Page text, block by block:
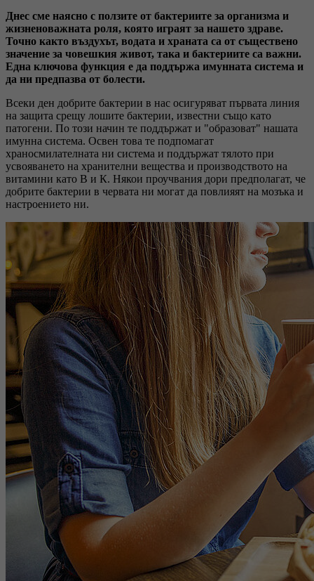
Днес сме наясно с ползите от бактериите за организма и
жизненоважната роля, която играят за нашето здраве.
Точно както въздухът, водата и храната са от съществено
значение за човешкия живот, така и бактериите са важни.
Една ключова функция е да поддържа имунната система и
да ни предпазва от болести.
Всеки ден добрите бактерии в нас осигуряват първата линия
на защита срещу лошите бактерии, известни също като
патогени. По този начин те поддържат и "образоват" нашата
имунна система. Освен това те подпомагат
храносмилателната ни система и поддържат тялото при
усвояването на хранителни вещества и производството на
витамини като В и К. Някои проучвания дори предполагат, че
добрите бактерии в червата ни могат да повлияят на мозъка и
настроението ни.